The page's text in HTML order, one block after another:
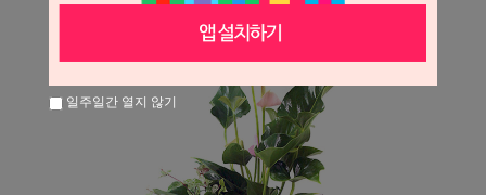
일주일간 열지 않기